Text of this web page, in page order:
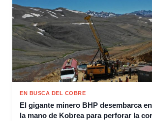
EN BUSCA DEL COBRE
El gigante minero BHP desembarca
la mano de Kobrea para perforar la